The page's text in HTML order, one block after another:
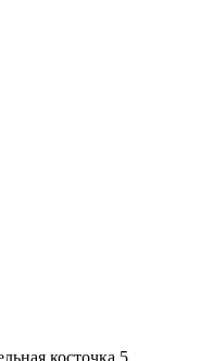
косточка 5